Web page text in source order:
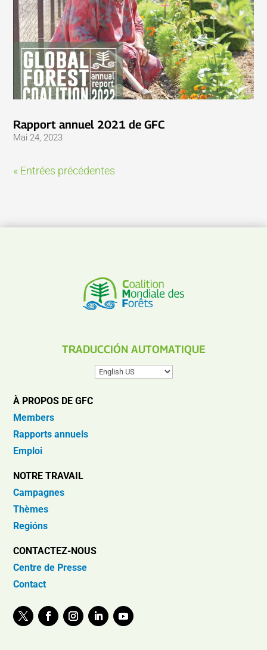
Rapport annuel 2021 de GFC
Mai 24, 2023
« Entrées précédentes
TRADUCCIÓN AUTOMATIQUE
À PROPOS DE GFC
Members
Rapports annuels
Emploi
NOTRE TRAVAIL
Campagnes
Thèmes
Regións
CONTACTEZ-NOUS
Centre de Presse
Contact